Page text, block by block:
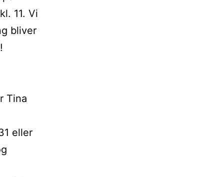
11. Vi
bliver
Tina
eller